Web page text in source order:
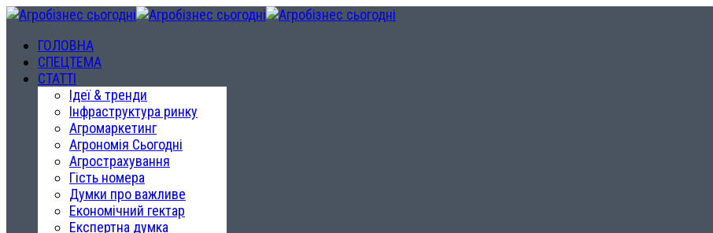
ГОЛОВНА
СПЕЦТЕМА
СТАТТІ
Ідеї & тренди
Інфраструктура ринку
Агромаркетинг
Агрономія Сьогодні
Агрострахування
Гість номера
Думки про важливе
Економічний гектар
Експертна думка